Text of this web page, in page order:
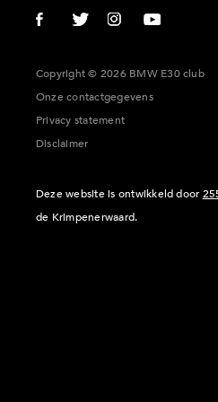
Copyright © 2026 BMW E30 club
Onze contactgegevens
Privacy statement
Disclaimer
Deze website is ontwikkeld door
de Krimpenerwaard.